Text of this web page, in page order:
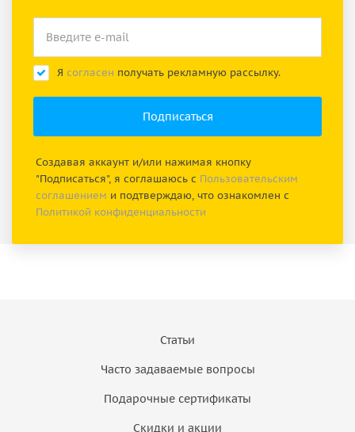
Я согласен получать рекламную рассылку.
Создавая аккаунт и/или нажимая кнопку
"Подписаться", я соглашаюсь с Пользовательским
соглашением и подтверждаю, что ознакомлен с
Политикой конфиденциальности
Статьи
Часто задаваемые вопросы
Подарочные сертификаты
Скидки и акции